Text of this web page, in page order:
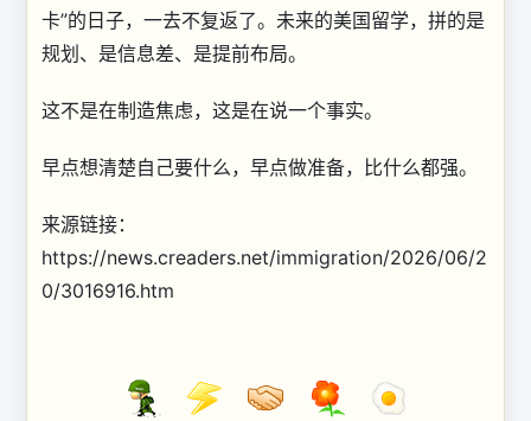
卡”的日子，一去不复返了。未来的美国留学，拼的是
规划、是信息差、是提前布局。
这不是在制造焦虑，这是在说一个事实。
早点想清楚自己要什么，早点做准备，比什么都强。
来源链接：
https://news.creaders.net/immigration/2026/06/2
0/3016916.htm